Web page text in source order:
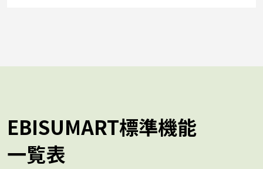
EBISUMART標準機能
一覧表